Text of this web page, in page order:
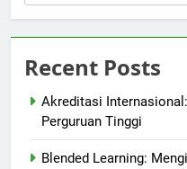
Recent Posts
Akreditasi
Perguruan Tinggi
Blended Learning: